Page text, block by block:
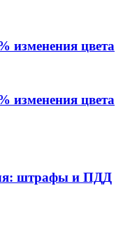
изменения цвета
изменения цвета
штрафы и ПДД